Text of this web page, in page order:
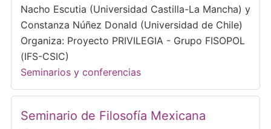
Nacho Escutia (Universidad Castilla-La Mancha) y
Constanza Núñez Donald (Universidad de Chile)
Organiza: Proyecto PRIVILEGIA - Grupo FISOPOL
(IFS-CSIC)
Seminarios y conferencias
Seminario de Filosofía Mexicana